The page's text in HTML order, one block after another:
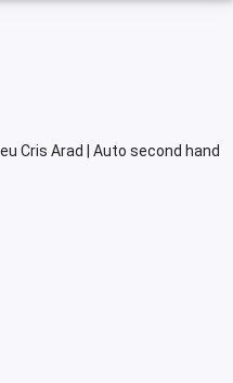
Cris Arad | Auto second hand